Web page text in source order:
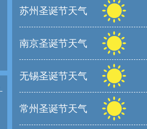
苏州圣诞节天气
南京圣诞节天气
无锡圣诞节天气
常州圣诞节天气